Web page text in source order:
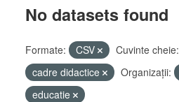
No datasets found
Formate: CSV Cuvinte cheie:
cadre didactice
Organizații:
educatie